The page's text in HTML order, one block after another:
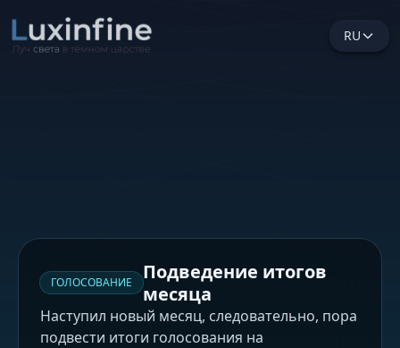
RU
ГОЛОСОВАНИЕ
Подведение итогов
месяца
Наступил новый месяц, следовательно, пора
подвести итоги голосования на